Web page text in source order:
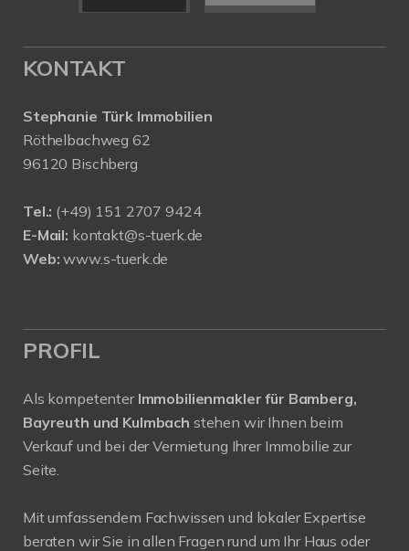
KONTAKT
Stephanie Türk Immobilien
Röthelbachweg 62
96120 Bischberg
Tel.: (+49) 151 2707 9424
E-Mail: kontakt@s-tuerk.de
Web: www.s-tuerk.de
PROFIL
Als kompetenter Immobilienmakler für Bamberg,
Bayreuth und Kulmbach stehen wir Ihnen beim
Verkauf und bei der Vermietung Ihrer Immobilie zur
Seite.
Mit umfassendem Fachwissen und lokaler Expertise
beraten wir Sie in allen Fragen rund um Ihr Haus oder